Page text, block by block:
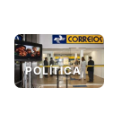
POLÍTICA